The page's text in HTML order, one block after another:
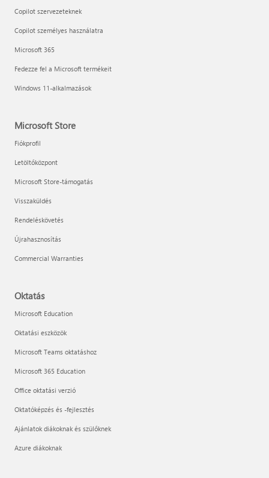
Copilot szervezeteknek
Copilot személyes használatra
Microsoft 365
Fedezze fel a Microsoft termékeit
Windows 11-alkalmazások
Microsoft Store
Fiókprofil
Letöltőközpont
Microsoft Store-támogatás
Visszaküldés
Rendeléskövetés
Újrahasznosítás
Commercial Warranties
Oktatás
Microsoft Education
Oktatási eszközök
Microsoft Teams oktatáshoz
Microsoft 365 Education
Office oktatási verzió
Oktatóképzés és -fejlesztés
Ajánlatok diákoknak és szülőknek
Azure diákoknak